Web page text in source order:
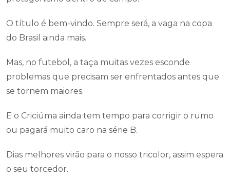
O título é bem-vindo. Sempre será, a vaga na copa
do Brasil ainda mais.
Mas, no futebol, a taça muitas vezes esconde
problemas que precisam ser enfrentados antes que
se tornem maiores.
E o Criciúma ainda tem tempo para corrigir o rumo
ou pagará muito caro na série B.
Dias melhores virão para o nosso tricolor, assim espera
o seu torcedor.